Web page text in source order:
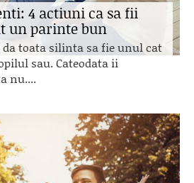
4 actiuni ca sa fii
un parinte bun
toata silinta sa fie unul cat
sau. Cateodata ii
nu....